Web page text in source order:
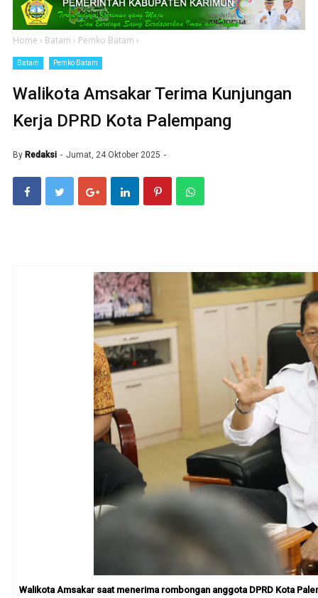
Home › Batam › Pemko Batam ›
Batam Pemko Batam
Walikota Amsakar Terima Kunjungan
Kerja DPRD Kota Palempang
By Redaksi Jumat, 24 Oktober 2025
Walikota Amsakar saat menerima rombongan anggota DPRD Kota